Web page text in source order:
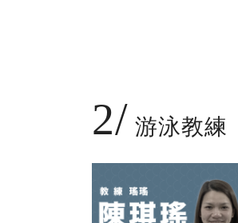
2/ 游泳教練